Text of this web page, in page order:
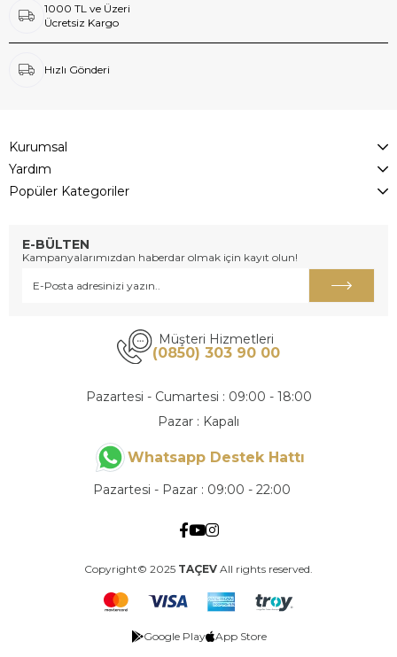
1000 TL ve Üzeri
Ücretsiz Kargo
Hızlı Gönderi
Kurumsal
Yardım
Popüler Kategoriler
E-BÜLTEN
Kampanyalarımızdan haberdar olmak için kayıt olun!
Müşteri Hizmetleri
(0850) 303 90 00
Pazartesi - Cumartesi : 09:00 - 18:00
Pazar : Kapalı
Whatsapp Destek Hattı
Pazartesi - Pazar : 09:00 - 22:00
Copyright© 2025 TAÇEV All rights reserved.
Google Play App Store